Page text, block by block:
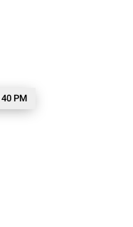
41 PM
Cibeber, Pastikan Aspirasi